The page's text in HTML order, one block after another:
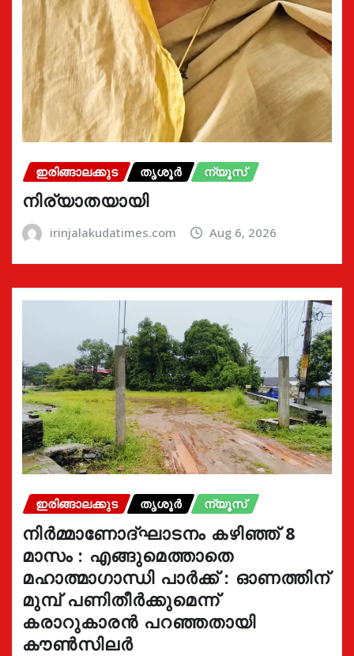
ഇരിങ്ങാലക്കുട തൃശൂർ ന്യൂസ്
നിര്യാതയായി
irinjalakudatimes.com Aug 6, 2026
ഇരിങ്ങാലക്കുട തൃശൂർ ന്യൂസ്
നിർമ്മാണോദ്ഘാടനം കഴിഞ്ഞ് 8
മാസം : എങ്ങുമെത്താതെ
മഹാത്മാഗാന്ധി പാർക്ക് : ഓണത്തിന്
മുമ്പ് പണിതീർക്കുമെന്ന്
കരാറുകാരൻ പറഞ്ഞതായി
കൗൺസിലർ